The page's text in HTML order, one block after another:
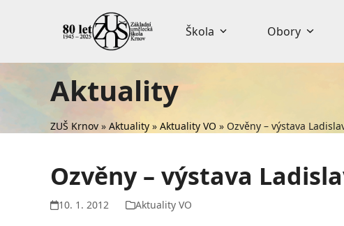
Škola Obory
Aktuality
ZUŠ Krnov » Aktuality » Aktuality VO » Ozvěny – výstava
Ozvěny – výstava
10. 1. 2012 Aktuality VO